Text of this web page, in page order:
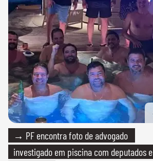
→ PF encontra foto de advogado
investigado em piscina com deputados e